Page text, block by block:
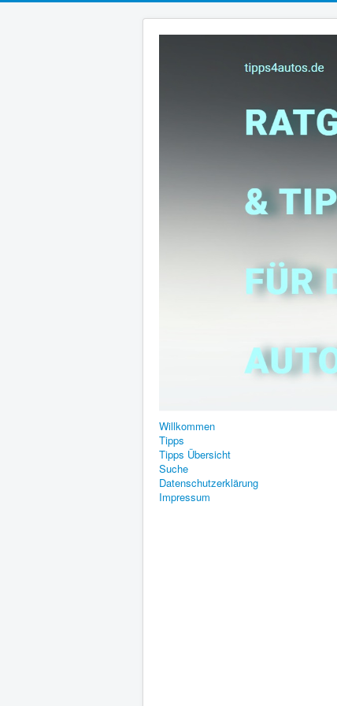
Willkommen
Tipps
Tipps Übersicht
Suche
Datenschutzerklärung
Impressum